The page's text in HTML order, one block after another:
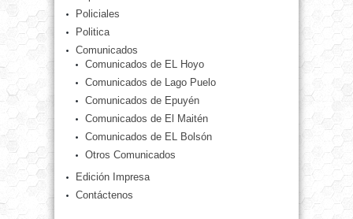
Policiales
Politica
Comunicados
Comunicados de EL Hoyo
Comunicados de Lago Puelo
Comunicados de Epuyén
Comunicados de El Maitén
Comunicados de EL Bolsón
Otros Comunicados
Edición Impresa
Contáctenos